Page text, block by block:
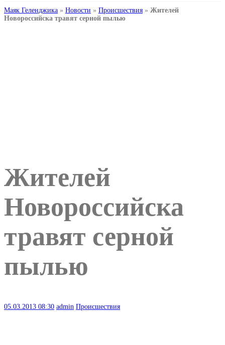
Маяк Геленджика » Новости » Происшествия » Жителей
Новороссийска травят серной пылью
Жителей
Новороссийска
травят серной
пылью
05.03.2013 08:30 admin Происшествия